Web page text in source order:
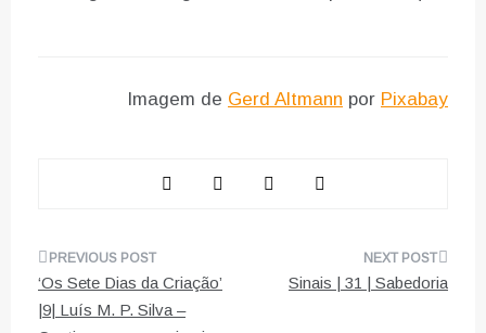
Imagem de Gerd Altmann por Pixabay
Navegação
de
‘Os Sete Dias da Criação’
|9| Luís M. P. Silva –
Sinais | 31 | Sabedoria